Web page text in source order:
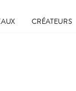
CRÉATEURS